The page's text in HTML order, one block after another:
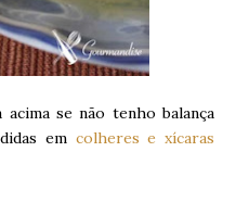
se não tenho balança
em colheres e xícaras